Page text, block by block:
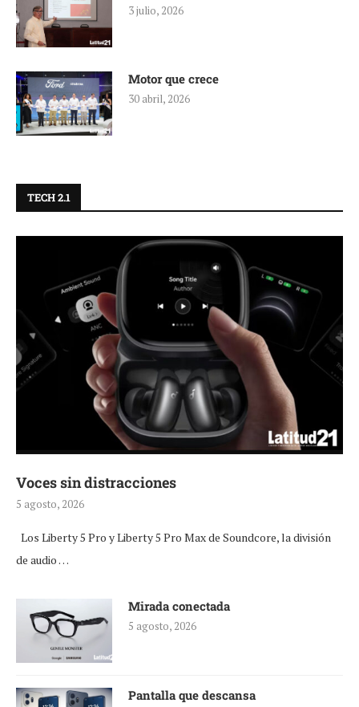
3 julio, 2026
Motor que crece
30 abril, 2026
TECH 2.1
Voces sin distracciones
5 agosto, 2026
Los Liberty 5 Pro y Liberty 5 Pro Max de Soundcore, la división
de audio …
Mirada conectada
5 agosto, 2026
Pantalla que descansa